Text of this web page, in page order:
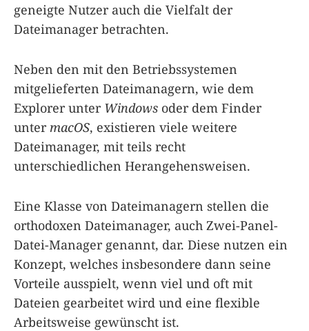
geneigte Nutzer auch die Vielfalt der
Dateimanager betrachten.
Neben den mit den Betriebssystemen
mitgelieferten Dateimanagern, wie dem
Explorer unter Windows oder dem Finder
unter macOS, existieren viele weitere
Dateimanager, mit teils recht
unterschiedlichen Herangehensweisen.
Eine Klasse von Dateimanagern stellen die
orthodoxen Dateimanager, auch Zwei-Panel-
Datei-Manager genannt, dar. Diese nutzen ein
Konzept, welches insbesondere dann seine
Vorteile ausspielt, wenn viel und oft mit
Dateien gearbeitet wird und eine flexible
Arbeitsweise gewünscht ist.